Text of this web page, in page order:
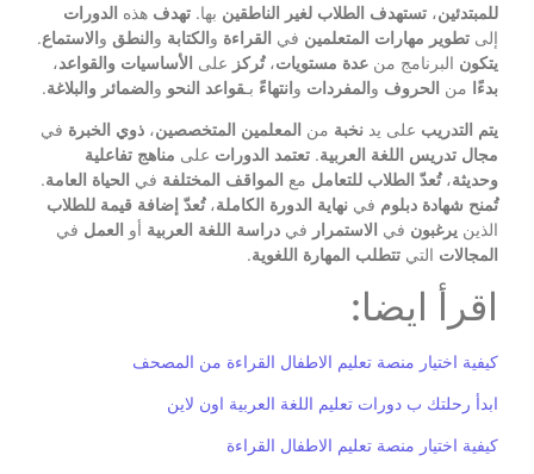
للمبتدئين، تستهدف الطلاب لغير الناطقين بها. تهدف هذه الدورات
إلى تطوير مهارات المتعلمين في القراءة والكتابة والنطق والاستماع.
يتكون البرنامج من عدة مستويات،تُركز على الأساسيات والقواعد،
بدءًا من الحروف والمفردات وانتهاءً بـقواعد النحو والضمائر والبلاغة.
يتم التدريب على يد نخبة من المعلمين المتخصصين، ذوي الخبرة في
مجال تدريس اللغة العربية. تعتمد الدورات على مناهج تفاعلية
وحديثة،تُعدّ الطلاب للتعامل مع المواقف المختلفة في الحياة العامة.
تُمنح شهادة دبلوم في نهاية الدورة الكاملة،تُعدّ إضافة قيمة للطلاب
الذين يرغبون في الاستمرار في دراسة اللغة العربية أو العمل في
المجالات التي تتطلب المهارة اللغوية.
اقرأ ايضا:
كيفية اختيار منصة تعليم الاطفال القراءة من المصحف
ابدأ رحلتك ب دورات تعليم اللغة العربية اون لاين
كيفية اختيار منصة تعليم الاطفال القراءة